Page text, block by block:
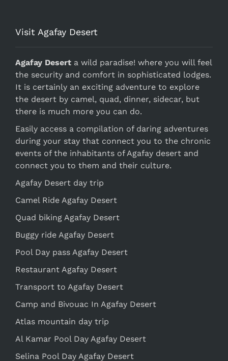
Visit Agafay Desert
Agafay Desert a wild paradise! where you will feel
the security and comfort in sophisticated lodges.
It is certainly an exciting adventure to explore
the desert by camel, quad, dinner, sidecar, but
there is much more you can do.
Easily access a compilation of daring adventures
during your stay that connect you to the chronic
events of the inhabitants of Agafay desert and
connect you to them and their culture.
Agafay Desert day trip
Camel Ride Agafay Desert
Quad biking Agafay Desert
Buggy ride Agafay Desert
Pool Day pass Agafay Desert
Restaurant Agafay Desert
Transport to Agafay Desert
Camp and Bivouac In Agafay Desert
Atlas mountain day trip
Al Kamar Pool Day Agafay Desert
Selina Pool Day Agafay Desert